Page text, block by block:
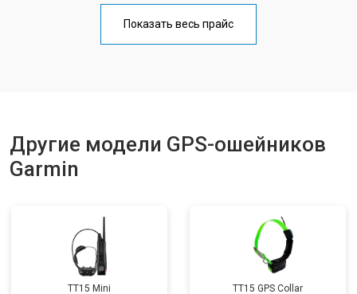
Показать весь прайс
Другие модели GPS-ошейников
Garmin
TT15 Mini TT15 GPS Collar